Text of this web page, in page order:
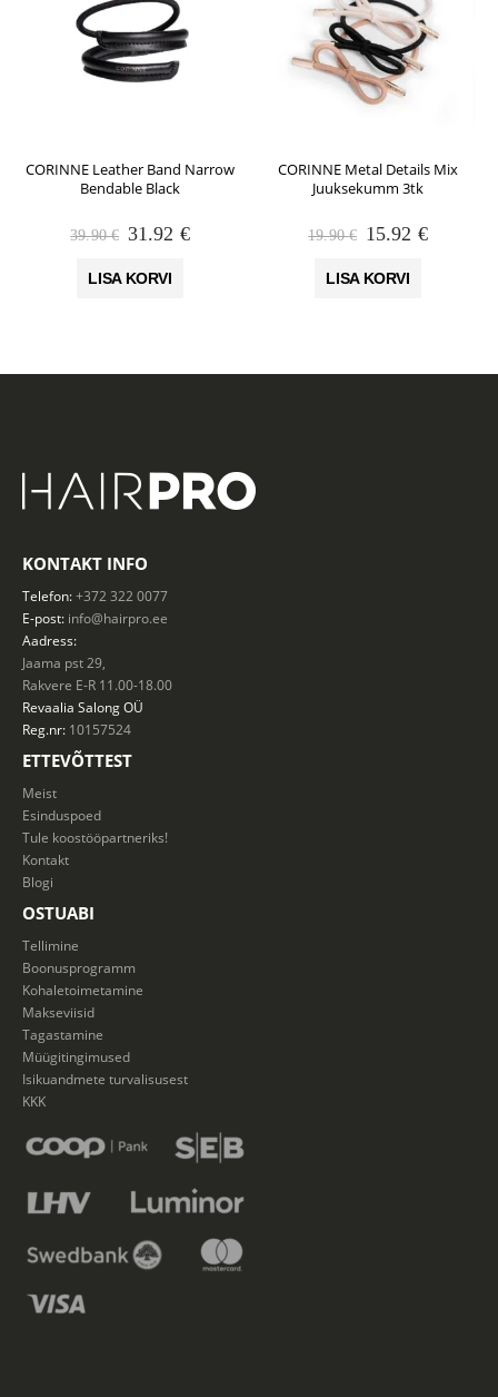
CORINNE Leather Band Narrow
Bendable Black
39.90€ Algne
oli:
31.92 €Praegune
LISA KORVI
CORINNE Metal Details Mix
Juuksekumm 3tk
19.90€ Algne
oli:
15.92 €
LISA KORVI
KONTAKT INFO
Telefon:+372 322 0077
E-post: info@hairpro.ee
Aadress:
Jaama pst 29,
Rakvere E-R 11.00-18.00
Revaalia SalongOÜ
Reg.nr: 10157524
ETTEVÕTTEST
Meist
Esinduspoed
Tule koostööpartneriks!
Kontakt
Blogi
OSTUABI
Tellimine
Boonusprogramm
Kohaletoimetamine
Makseviisid
Tagastamine
Müügitingimused
Isikuandmete turvalisusest
KKK